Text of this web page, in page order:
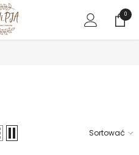
00
Sortować